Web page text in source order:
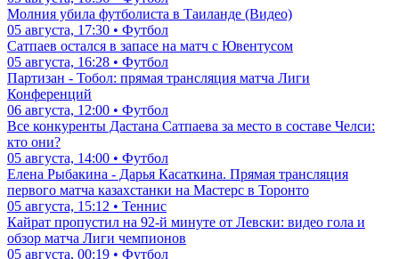
Молния убила футболиста в Таиланде (Видео)
05 августа, 17:30 • Футбол
Сатпаев остался в запасе на матч с Ювентусом
05 августа, 16:28 • Футбол
Партизан - Тобол: прямая трансляция матча Лиги
Конференций
06 августа, 12:00 • Футбол
Все конкуренты Дастана Сатпаева за место в составе Челси:
кто они?
05 августа, 14:00 • Футбол
Елена Рыбакина - Дарья Касаткина. Прямая трансляция
первого матча казахстанки на Мастерс в Торонто
05 августа, 15:12 • Теннис
Кайрат пропустил на 92-й минуте от Левски: видео гола и
обзор матча Лиги чемпионов
05 августа, 00:19 • Футбол